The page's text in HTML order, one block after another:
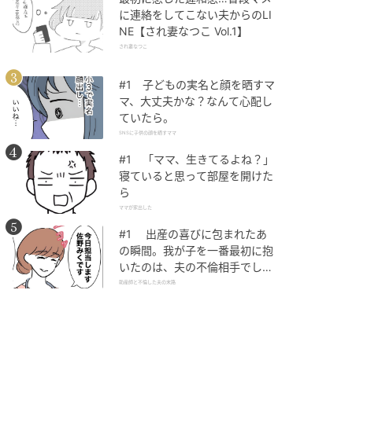
に連絡をしてこない夫からのLI
NE【され妻なつこ Vol.1】
され妻なつこ
#1 子どもの実名と顔を晒すマ
マ、大丈夫かな？なんて心配し
ていたら。
SNSに子供の顔を晒すママ
#1 「ママ、生きてるよね？」
寝ていると思って部屋を開けた
ら
ママが家出した
#1 出産の喜びに包まれたあ
の瞬間。我が子を一番最初に抱
いたのは、夫の不倫相手でし
た。
助産師と不倫した夫の末路